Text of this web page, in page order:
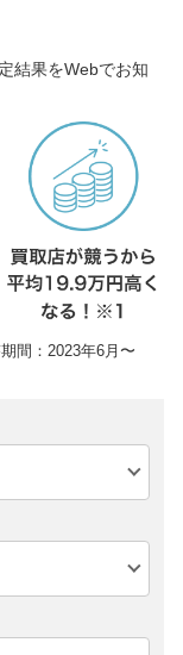
結果をWebでお知
間：2023年6月〜